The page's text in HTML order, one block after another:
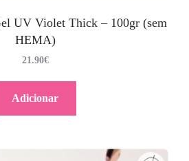
UV Violet Thick – 100gr (sem
HEMA)
21.90€
Adicionar